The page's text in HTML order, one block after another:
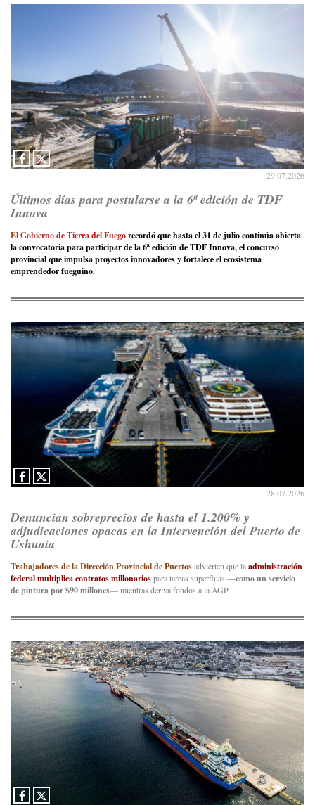
29.07.2026
Últimos días para postularse a la 6ª edición de TDF
Innova
ElGobierno de Tierra del Fuegorecordó que hasta el 31 de julio continúa abierta
la convocatoria para participar de la 6ª edición de TDF Innova, el concurso
provincial que impulsa proyectos innovadores y fortalece el ecosistema
emprendedor fueguino.
28.07.2026
Denuncian sobreprecios de hasta el 1.200% y
adjudicaciones opacas en la Intervención del Puerto de
Ushuaia
Trabajadores de la Dirección Provincial de Puertosadvierten que laadministración
federal multiplica contratos millonariospara tareas superfluas —como un servicio
de pintura por $90 millones— mientras deriva fondos a la AGP.